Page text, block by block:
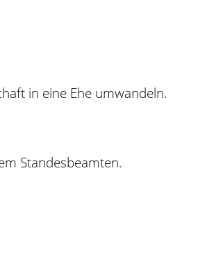
in eine Ehe umwandeln.
Standesbeamten.